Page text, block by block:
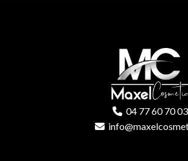
04 77 60 70 03